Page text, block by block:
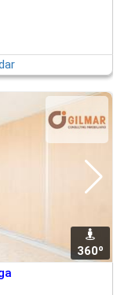
360º